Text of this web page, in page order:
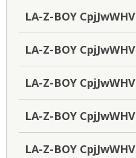
LA-Z-BOY CpjJwWHV
LA-Z-BOY CpjJwWHV
LA-Z-BOY CpjJwWHV
LA-Z-BOY CpjJwWHV
LA-Z-BOY CpjJwWHV